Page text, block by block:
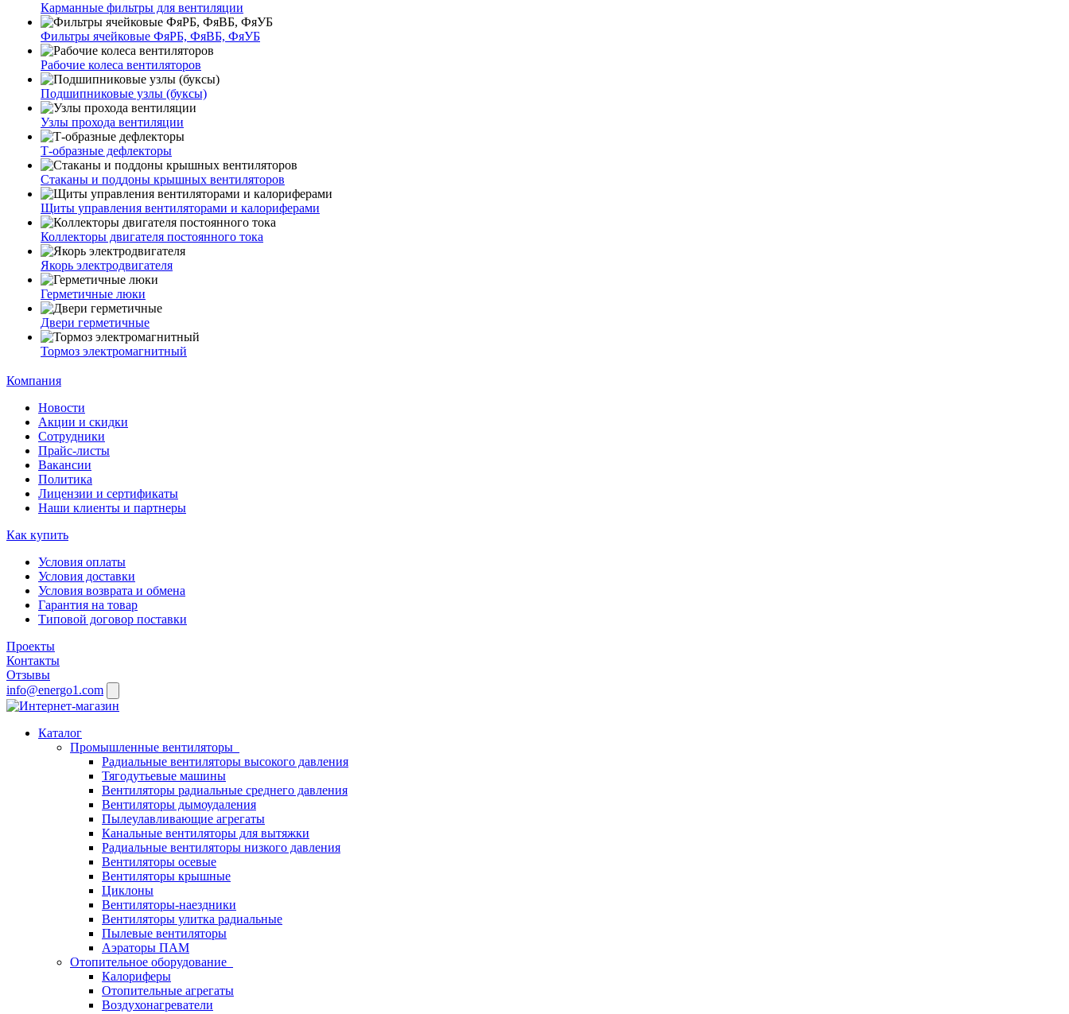
Карманные фильтры для вентиляции
Фильтры ячейковые ФяРБ, ФяВБ, ФяУБ
Рабочие колеса вентиляторов
Подшипниковые узлы (буксы)
Узлы прохода вентиляции
Т-образные дефлекторы
Стаканы и поддоны крышных вентиляторов
Щиты управления вентиляторами и калориферами
Коллекторы двигателя постоянного тока
Якорь электродвигателя
Герметичные люки
Двери герметичные
Тормоз электромагнитный
Компания
Новости
Акции и скидки
Сотрудники
Прайс-листы
Вакансии
Политика
Лицензии и сертификаты
Наши клиенты и партнеры
Как купить
Условия оплаты
Условия доставки
Условия возврата и обмена
Гарантия на товар
Типовой договор поставки
Проекты
Контакты
Отзывы
info@energo1.com
Каталог
Промышленные вентиляторы
Радиальные вентиляторы высокого давления
Тягодутьевые машины
Вентиляторы радиальные среднего давления
Вентиляторы дымоудаления
Пылеулавливающие агрегаты
Канальные вентиляторы для вытяжки
Радиальные вентиляторы низкого давления
Вентиляторы осевые
Вентиляторы крышные
Циклоны
Вентиляторы-наездники
Вентиляторы улитка радиальные
Пылевые вентиляторы
Аэраторы ПАМ
Отопительное оборудование
Калориферы
Отопительные агрегаты
Воздухонагреватели